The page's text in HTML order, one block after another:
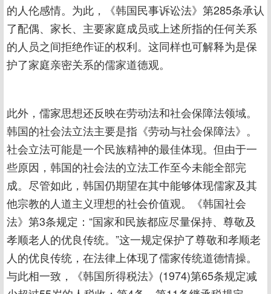
的人伦感情。为此，《韩国民事诉讼法》第285条承认
了配偶、家长、主要家庭成员或上述所指的任何关系
的人员之间拒绝作证的权利。这同样也可解释为是保
护了家庭亲密关系的儒家道德观。
此外，儒家思想还反映在劳动法和社会保障法领域。
韩国的社会法立法主要是指《劳动与社会保障法》。
社会立法可能是一个民族精神的最佳体现。但由于一
些原因，韩国的社会法的立法工作至今未能全部完
成。尽管如此，韩国仍期望在其中能够体现儒家及其
他宗教的人道主义理想的社会价值观。《韩国社会
法》第3条规定：“国家和民族都应尽量保持、尊敬及
孝顺老人的优良传统。”这一规定保护了尊敬和孝顺老
人的优良传统，在法律上体现了儒家传统道德情操。
与此相一致，《韩国所得税法》(1974)第65条规定减